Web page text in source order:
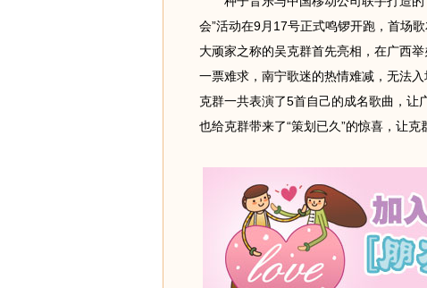
会”活动在9月17号正式鸣锣开跑，首场
大顽家之称的吴克群首先亮相，在广西
一票难求，南宁歌迷的热情难减，无法
克群一共表演了5首自己的成名歌曲，让
也给克群带来了“策划已久”的惊喜，让克